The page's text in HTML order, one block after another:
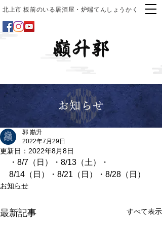
北上市 板前のいる居酒屋・炉端てんしょうかく
お知らせ
郭 巓升
2022年7月29日
更新日： 2022年8月8日
・8/7（日）・8/13（土）・
8/14（日）・8/21（日）・8/28（日）
お知らせ
最新記事 すべて表示